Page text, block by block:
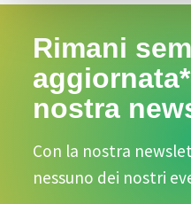
Rimani
nostra
Con la nostra
nessuno dei nostri